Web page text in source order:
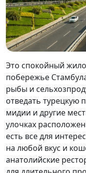
Это спокойный
побережье
рыбы и
отведать
мидии и другие
улочках
есть все для
на любой вкус и
анатолийские